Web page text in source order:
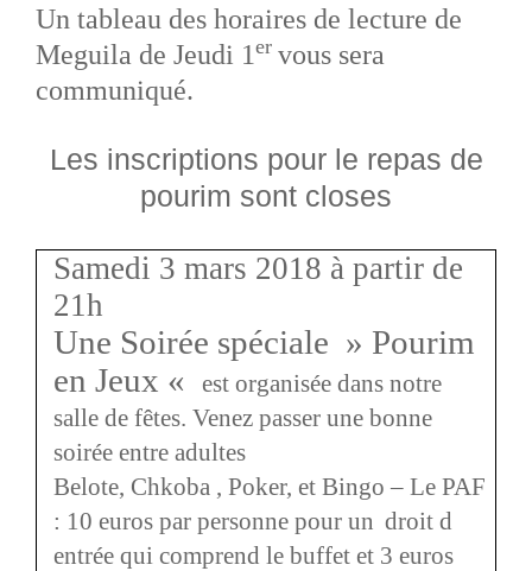
Un tableau des horaires de lecture de
Meguila de Jeudi 1 er vous sera
communiqué.
Les inscriptions pour le repas de
pourim sont closes
Samedi 3 mars 2018 à partir de
21h
Une Soirée spéciale » Pourim
en Jeux «
est organisée dans notre
salle de fêtes. Venez passer une bonne
soirée entre adultes
Belote, Chkoba , Poker, et Bingo – Le PAF
: 10 euros par personne pour un droit d
entrée qui comprend le buffet et 3 euros